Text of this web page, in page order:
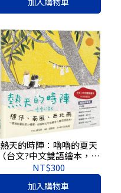
熱天的時陣：嚕嚕的夏天
（台文?中文雙語繪本，附
台語朗讀音檔）
NT$300
加入購物車